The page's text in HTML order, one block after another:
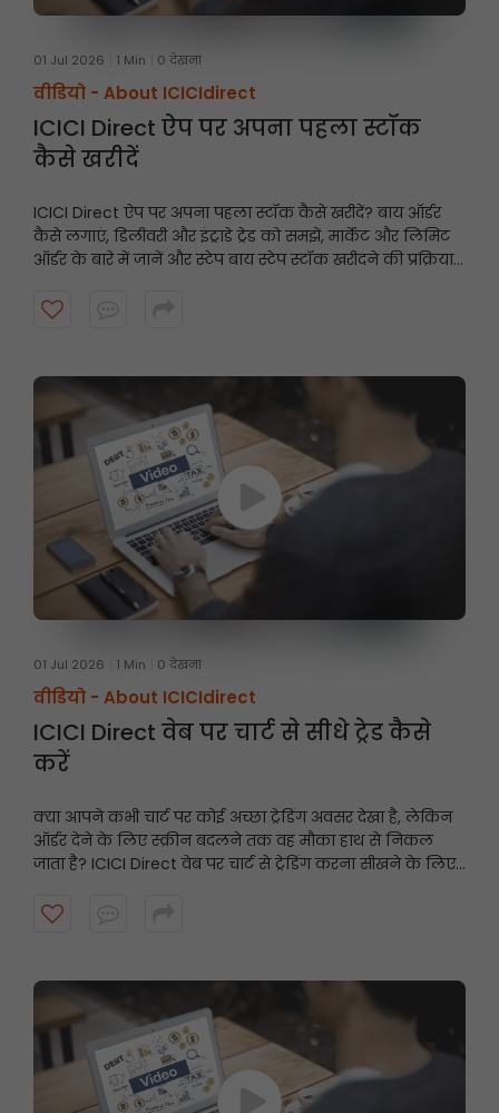
01 Jul 2026 1 Min 0 देखना
वीडियो - About ICICIdirect
ICICI Direct ऐप पर अपना पहला स्टॉक
कैसे खरीदें
ICICI Direct ऐप पर अपना पहला स्टॉक कैसे खरीदें? बाय ऑर्डर
कैसे लगाएं, डिलीवरी और इंट्राडे ट्रेड को समझें, मार्केट और लिमिट
ऑर्डर के बारे में जानें और स्टेप बाय स्टेप स्टॉक खरीदने की प्रक्रिया
01 Jul 2026 1 Min 0 देखना
वीडियो - About ICICIdirect
ICICI Direct वेब पर चार्ट से सीधे ट्रेड कैसे
करें
क्या आपने कभी चार्ट पर कोई अच्छा ट्रेडिंग अवसर देखा है, लेकिन
ऑर्डर देने के लिए स्क्रीन बदलने तक वह मौका हाथ से निकल
जाता है? ICICI Direct वेब पर चार्ट से ट्रेडिंग करना सीखने के लिए